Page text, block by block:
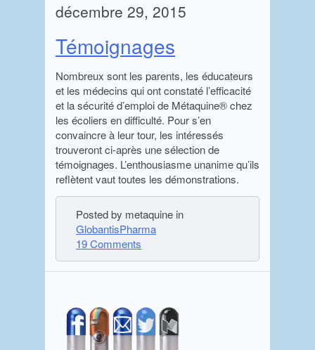
décembre 29, 2015
Témoignages
Nombreux sont les parents, les éducateurs
et les médecins qui ont constaté l’efficacité
et la sécurité d’emploi de Métaquine® chez
les écoliers en difficulté. Pour s’en
convaincre à leur tour, les intéressés
trouveront ci-après une sélection de
témoignages. L’enthousiasme unanime qu’ils
reflètent vaut toutes les démonstrations.
Posted by metaquine in
GlobantisPharma
19 Comments
S